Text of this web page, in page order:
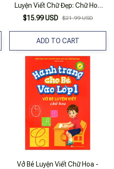
Luyện Viết Chữ Đẹp: Chữ Hoa
(Tái Bản 2020)
$15.99 USD $21.99 USD
ADD TO CART
Vở Bé Luyện Viết Chữ Hoa -